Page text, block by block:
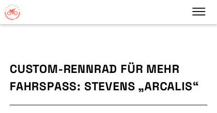
CUSTOM-RENNRAD FÜR MEHR
FAHRSPASS: STEVENS „ARCALIS“